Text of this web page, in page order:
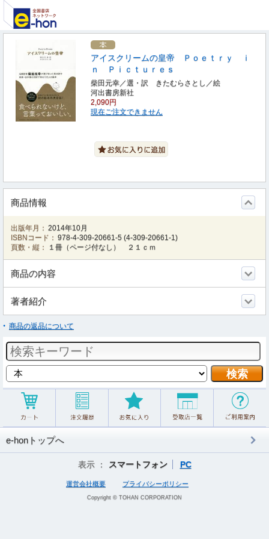
アイスクリームの皇帝 Ｐｏｅｔｒｙ ｉ
ｎ Ｐｉｃｔｕｒｅｓ
柴田元幸／選・訳 きたむらさとし／絵
河出書房新社
2,090円
現在ご注文できません
商品情報
出版年月： 2014年10月
ISBNコード： 978-4-309-20661-5 (4-309-20661-1)
頁数・縦：
１冊（ページ付なし） ２１ｃｍ
商品の内容
著者紹介
商品の返品について
e-honトップへ
表示 ： スマートフォン PC
運営会社概要 プライバシーポリシー
Copyright © TOHAN CORPORATION